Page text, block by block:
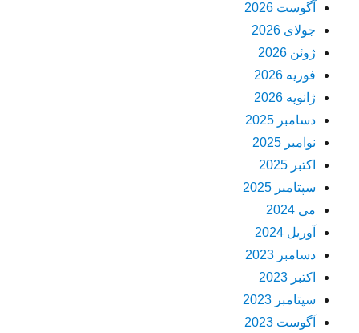
آگوست 2026
جولای 2026
ژوئن 2026
فوریه 2026
ژانویه 2026
دسامبر 2025
نوامبر 2025
اکتبر 2025
سپتامبر 2025
می 2024
آوریل 2024
دسامبر 2023
اکتبر 2023
سپتامبر 2023
آگوست 2023